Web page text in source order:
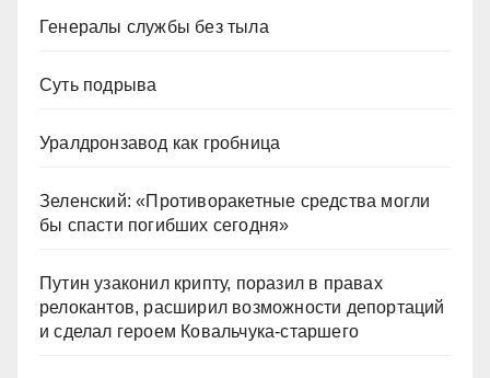
Генералы службы без тыла
Суть подрыва
Уралдронзавод как гробница
Зеленский: «Противоракетные средства могли
бы спасти погибших сегодня»
Путин узаконил крипту, поразил в правах
релокантов, расширил возможности депортаций
и сделал героем Ковальчука-старшего